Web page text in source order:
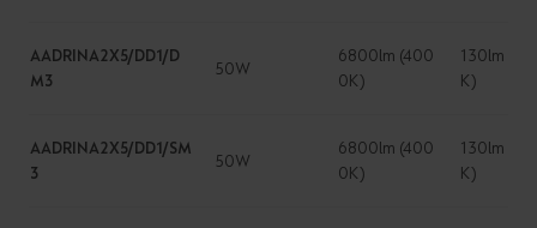
AADRINA2X5/DD1/D
M3
50W
6800lm (400
0K)
130lm
K)
AADRINA2X5/DD1/SM
3
50W
6800lm (400
0K)
130lm
K)